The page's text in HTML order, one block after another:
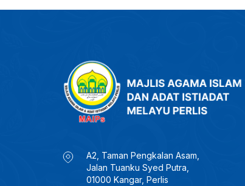
A2, Taman Pengkalan Asam,
Jalan Tuanku Syed Putra,
01000 Kangar, Perlis